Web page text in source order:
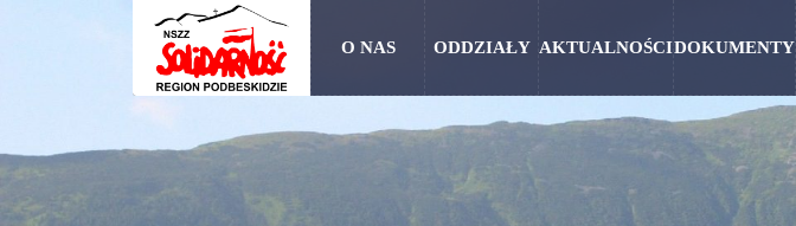
O NAS ODDZIAŁY AKTUALNOŚCIDOKUMENTY